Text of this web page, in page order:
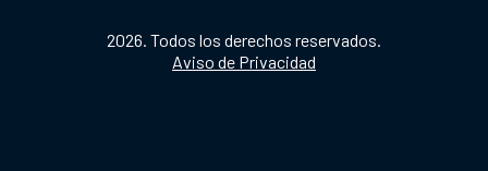
2026. Todos los derechos reservados.
Aviso de Privacidad